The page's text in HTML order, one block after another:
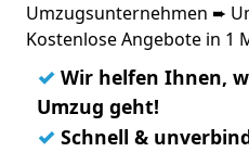
Umzugsunternehmen ➨
Kostenlose Angebote in 1
✓ Wir helfen Ihnen,
Umzug geht!
✓ Schnell &